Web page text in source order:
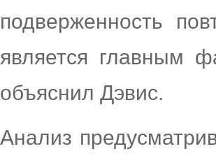
подверженность
является главным
объяснил Дэвис.
Анализ